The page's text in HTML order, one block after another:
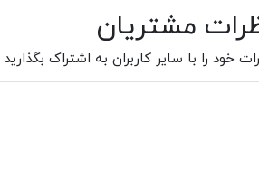
مشتریان
خود را با سایر کاربران به اشتراک بگذارید